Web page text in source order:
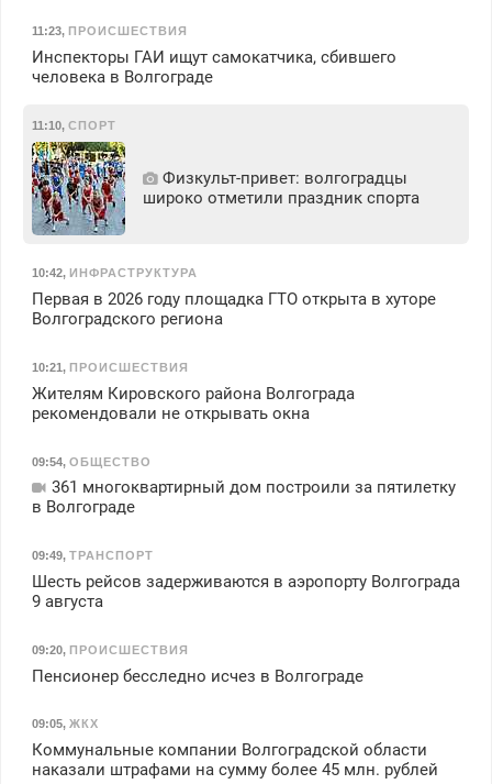
11:23, ПРОИСШЕСТВИЯ
Инспекторы ГАИ ищут самокатчика, сбившего
человека в Волгограде
11:10, СПОРТ
Физкульт‑привет: волгоградцы
широко отметили праздник спорта
10:42, ИНФРАСТРУКТУРА
Первая в 2026 году площадка ГТО открыта в хуторе
Волгоградского региона
10:21, ПРОИСШЕСТВИЯ
Жителям Кировского района Волгограда
рекомендовали не открывать окна
09:54, ОБЩЕСТВО
361 многоквартирный дом построили за пятилетку
в Волгограде
09:49, ТРАНСПОРТ
Шесть рейсов задерживаются в аэропорту Волгограда
9 августа
09:20, ПРОИСШЕСТВИЯ
Пенсионер бесследно исчез в Волгограде
09:05, ЖКХ
Коммунальные компании Волгоградской области
наказали штрафами на сумму более 45 млн. рублей